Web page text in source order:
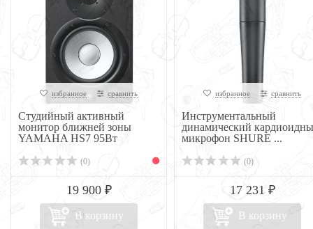
избранное сравнить
Студийный активный
монитор ближней зоны
YAMAHA HS7 95Вт
(0)
19 900 ₽
В корзину
избранное сравнить
Инструментальный
динамический
микрофон SHURE ...
(0)
17 231 ₽
В корзину